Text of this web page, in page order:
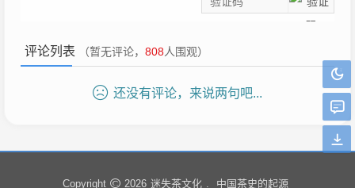
评论列表 （暂无评论， 808人围观）
还没有评论，来说两句吧...
Copyright 2026 迷失茶文化 中国茶史的起源